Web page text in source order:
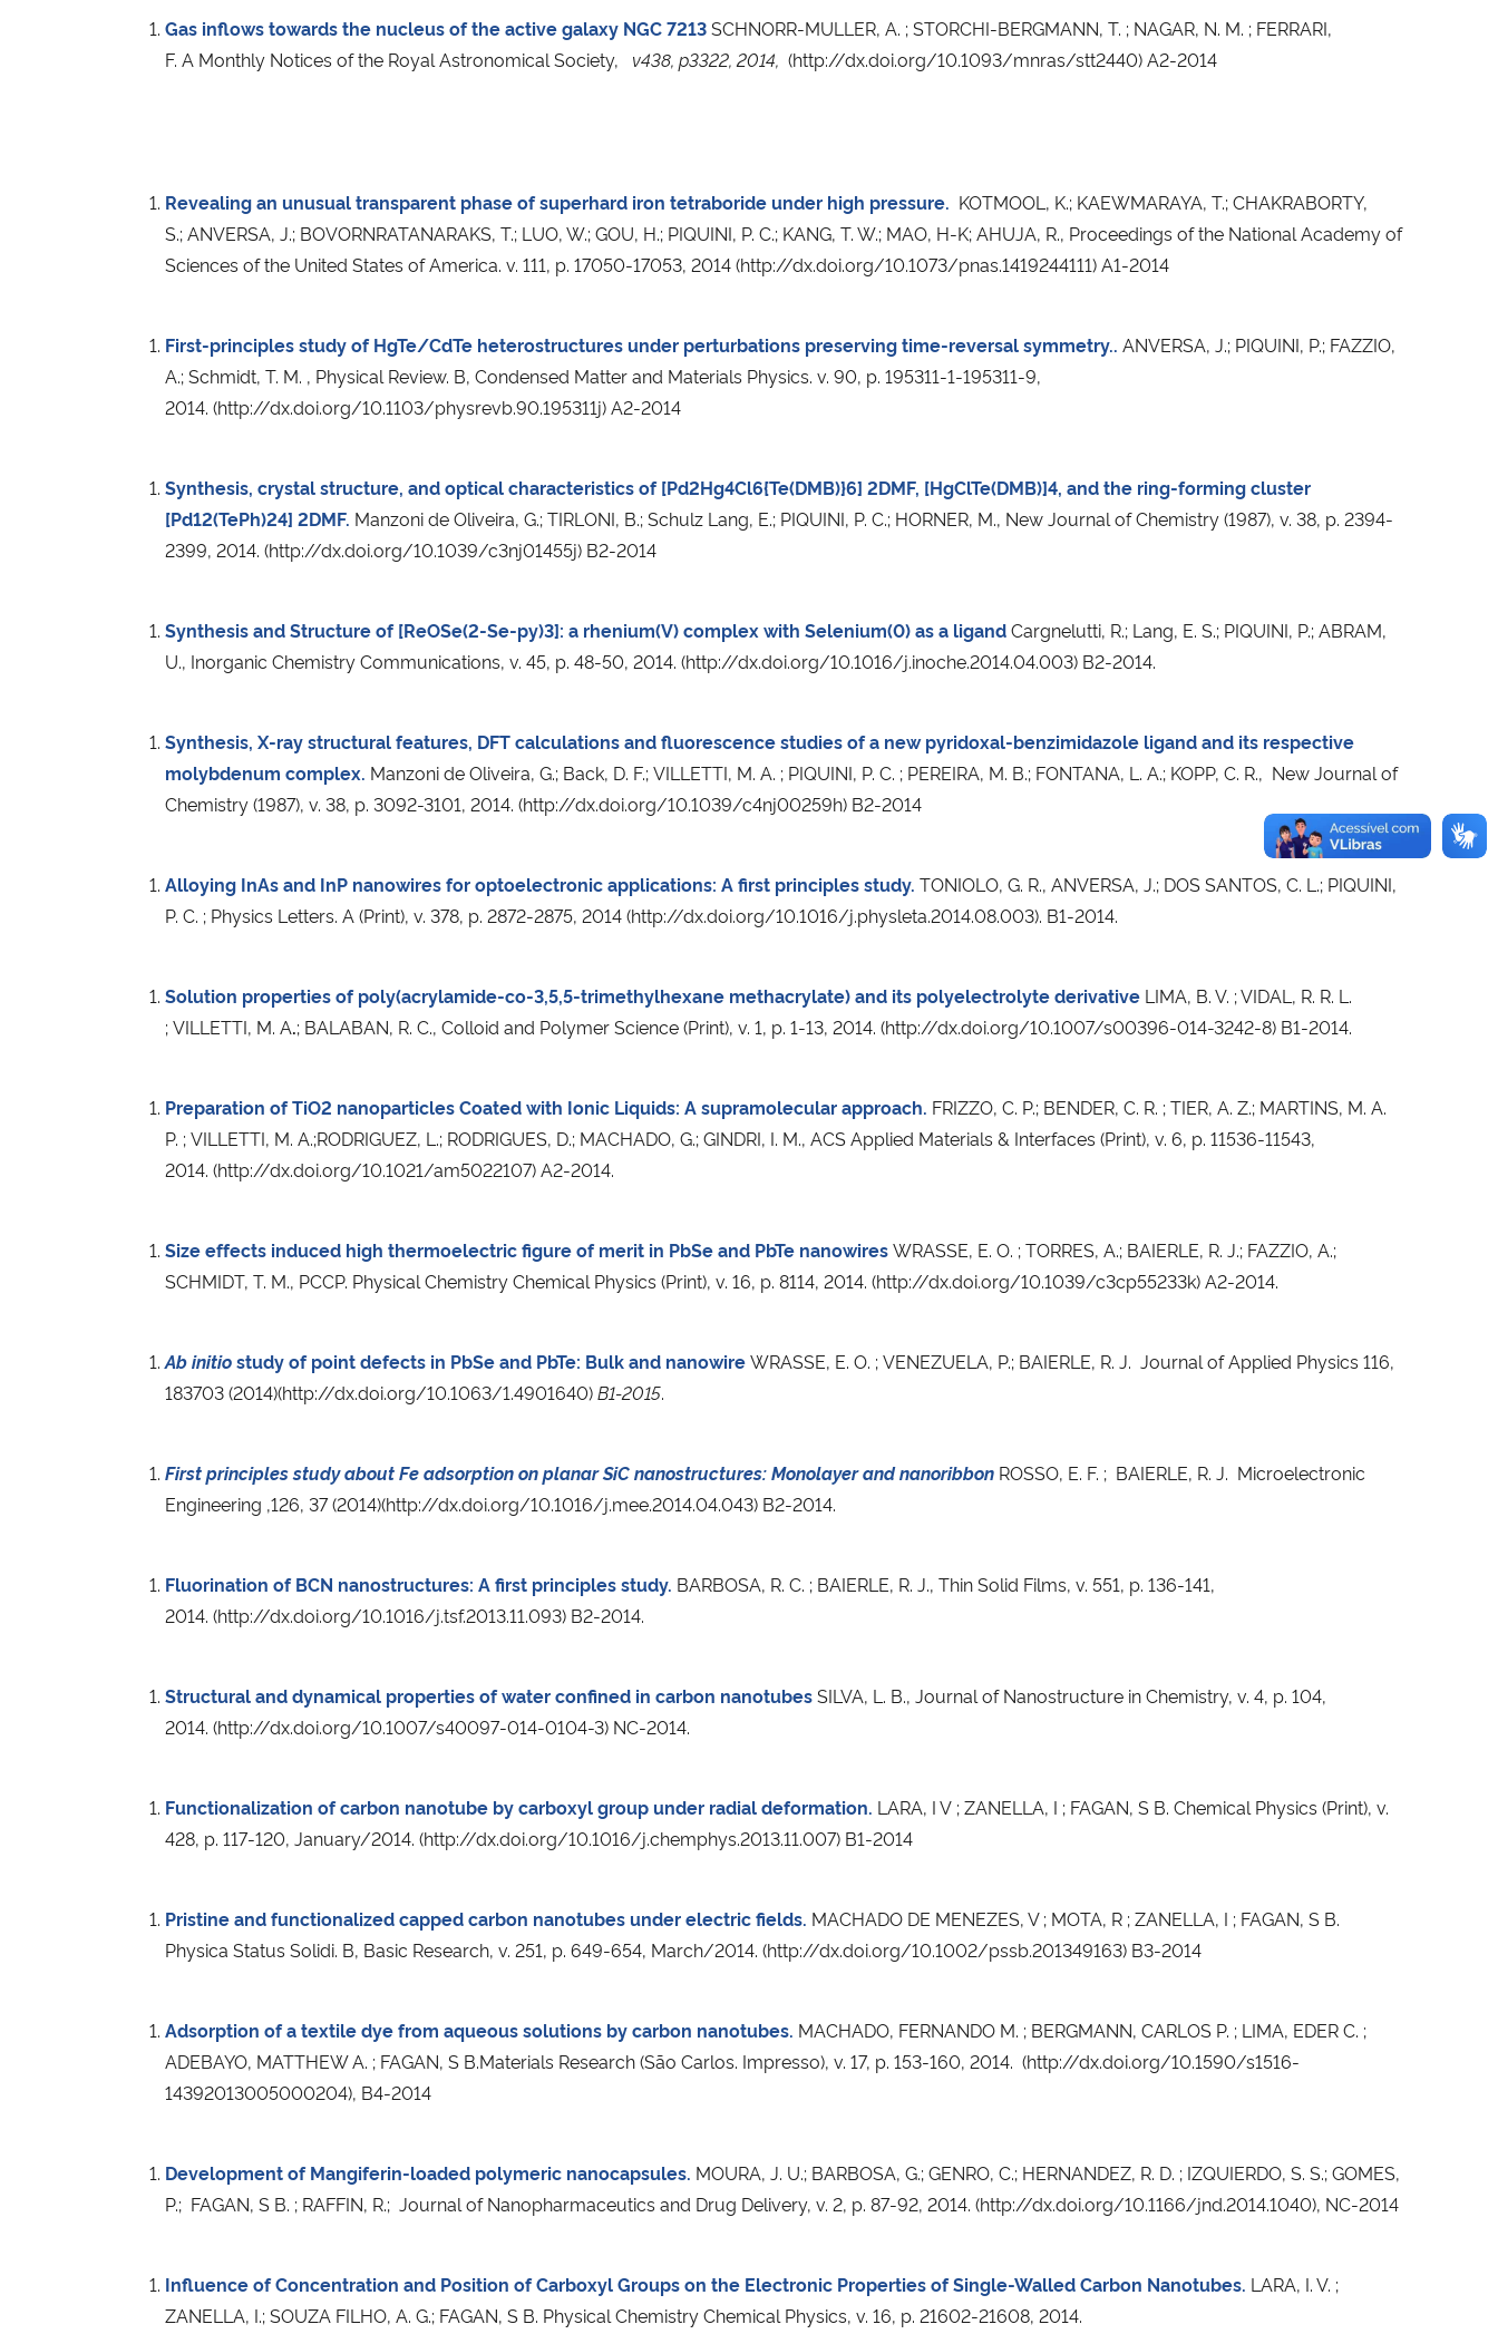
Gas inflows towards the nucleus of the active galaxy NGC 7213SCHNORR-MULLER, A. ; STORCHI-BERGMANN, T. ; NAGAR, N. M. ; FERRARI,
F. A Monthly Notices of the Royal Astronomical Society,
v438, p3322, 2014, (http://dx.doi.org/10.1093/mnras/stt2440) A2-2014
Revealing an unusual transparent phase of superhard iron tetraboride under high pressure. KOTMOOL, K.; KAEWMARAYA, T.; CHAKRABORTY,
S.; ANVERSA, J.; BOVORNRATANARAKS, T.; LUO, W.; GOU, H.; PIQUINI, P. C.; KANG, T. W.; MAO, H-K; AHUJA, R., Proceedings of the National Academy of
Sciences of the United States of America. v. 111, p. 17050-17053, 2014 (http://dx.doi.org/10.1073/pnas.1419244111) A1-2014
First-principles study of HgTe/CdTe heterostructures under perturbations preserving time-reversal symmetry.. ANVERSA, J.; PIQUINI, P.; FAZZIO,
A.; Schmidt, T. M. , Physical Review. B, Condensed Matter and Materials Physics. v. 90, p. 195311-1-195311-9,
2014. (http://dx.doi.org/10.1103/physrevb.90.195311j) A2-2014
Synthesis, crystal structure, and optical characteristics of [Pd2Hg4Cl6{Te(DMB)}6] 2DMF, [HgClTe(DMB)]4, and the ring-forming cluster
[Pd12(TePh)24] 2DMF. Manzoni de Oliveira, G.; TIRLONI, B.; Schulz Lang, E.; PIQUINI, P. C.; HORNER, M., New Journal of Chemistry (1987), v. 38, p. 2394-
2399, 2014. (http://dx.doi.org/10.1039/c3nj01455j) B2-2014
Synthesis and Structure of [ReOSe(2-Se-py)3]: a rhenium(V) complex with Selenium(0) as a ligandCargnelutti, R.; Lang, E. S.; PIQUINI, P.; ABRAM,
U., Inorganic Chemistry Communications, v. 45, p. 48-50, 2014. (http://dx.doi.org/10.1016/j.inoche.2014.04.003) B2-2014.
Synthesis, X-ray structural features, DFT calculations and fluorescence studies of a new pyridoxal-benzimidazole ligand and its respective
molybdenum complex. Manzoni de Oliveira, G.; Back, D. F.; VILLETTI, M. A. ; PIQUINI, P. C. ; PEREIRA, M. B.; FONTANA, L. A.; KOPP, C. R., New Journal of
Chemistry (1987), v. 38, p. 3092-3101, 2014. (http://dx.doi.org/10.1039/c4nj00259h) B2-2014
Alloying InAs and InP nanowires for optoelectronic applications: A first principles study. TONIOLO, G. R., ANVERSA, J.; DOS SANTOS, C. L.; PIQUINI,
P. C. ; Physics Letters. A (Print), v. 378, p. 2872-2875, 2014 (http://dx.doi.org/10.1016/j.physleta.2014.08.003). B1-2014.
Solution properties of poly(acrylamide-co-3,5,5-trimethylhexane methacrylate) and its polyelectrolyte derivative LIMA, B. V. ; VIDAL, R. R. L.
; VILLETTI, M. A.; BALABAN, R. C., Colloid and Polymer Science (Print), v. 1, p. 1-13, 2014. (http://dx.doi.org/10.1007/s00396-014-3242-8) B1-2014.
Preparation of TiO2 nanoparticles Coated with Ionic Liquids: A supramolecular approach. FRIZZO, C. P.; BENDER, C. R. ; TIER, A. Z.; MARTINS, M. A.
P. ; VILLETTI, M. A.;RODRIGUEZ, L.; RODRIGUES, D.; MACHADO, G.; GINDRI, I. M., ACS Applied Materials & Interfaces (Print), v. 6, p. 11536-11543,
2014. (http://dx.doi.org/10.1021/am5022107) A2-2014.
Size effects induced high thermoelectric figure of merit in PbSe and PbTe nanowiresWRASSE, E. O. ; TORRES, A.; BAIERLE, R. J.; FAZZIO, A.;
SCHMIDT, T. M., PCCP. Physical Chemistry Chemical Physics (Print), v. 16, p. 8114, 2014. (http://dx.doi.org/10.1039/c3cp55233k) A2-2014.
Ab initiostudy of point defects in PbSe and PbTe: Bulk and nanowireWRASSE, E. O. ; VENEZUELA, P.; BAIERLE, R. J. Journal of Applied Physics 116,
183703 (2014)(http://dx.doi.org/10.1063/1.4901640)B1-2015.
First principles study about Fe adsorption on planar SiC nanostructures: Monolayer and nanoribbon ROSSO, E. F. ; BAIERLE, R. J. Microelectronic
Engineering ,126, 37 (2014)(http://dx.doi.org/10.1016/j.mee.2014.04.043) B2-2014.
Fluorination of BCN nanostructures: A first principles study. BARBOSA, R. C. ; BAIERLE, R. J., Thin Solid Films, v. 551, p. 136-141,
2014. (http://dx.doi.org/10.1016/j.tsf.2013.11.093) B2-2014.
Structural and dynamical properties of water confined in carbon nanotubesSILVA, L. B., Journal of Nanostructure in Chemistry, v. 4, p. 104,
2014. (http://dx.doi.org/10.1007/s40097-014-0104-3) NC-2014.
Functionalization of carbon nanotube by carboxyl group under radial deformation. LARA, I V ; ZANELLA, I ; FAGAN, S B. Chemical Physics (Print), v.
428, p. 117-120, January/2014. (http://dx.doi.org/10.1016/j.chemphys.2013.11.007) B1-2014
Pristine and functionalized capped carbon nanotubes under electric fields. MACHADO DE MENEZES, V ; MOTA, R ; ZANELLA, I ; FAGAN, S B.
Physica Status Solidi. B, Basic Research, v. 251, p. 649-654, March/2014. (http://dx.doi.org/10.1002/pssb.201349163) B3-2014
Adsorption of a textile dye from aqueous solutions by carbon nanotubes. MACHADO, FERNANDO M. ; BERGMANN, CARLOS P. ; LIMA, EDER C. ;
ADEBAYO, MATTHEW A. ; FAGAN, S B.Materials Research (São Carlos. Impresso), v. 17, p. 153-160, 2014. (http://dx.doi.org/10.1590/s1516-
14392013005000204), B4-2014
Development of Mangiferin-loaded polymeric nanocapsules. MOURA, J. U.; BARBOSA, G.; GENRO, C.; HERNANDEZ, R. D. ; IZQUIERDO, S. S.; GOMES,
P.; FAGAN, S B. ; RAFFIN, R.; Journal of Nanopharmaceutics and Drug Delivery, v. 2, p. 87-92, 2014. (http://dx.doi.org/10.1166/jnd.2014.1040), NC-2014
Influence of Concentration and Position of Carboxyl Groups on the Electronic Properties of Single-Walled Carbon Nanotubes. LARA, I. V. ;
ZANELLA, I.; SOUZA FILHO, A. G.; FAGAN, S B. Physical Chemistry Chemical Physics, v. 16, p. 21602-21608, 2014.